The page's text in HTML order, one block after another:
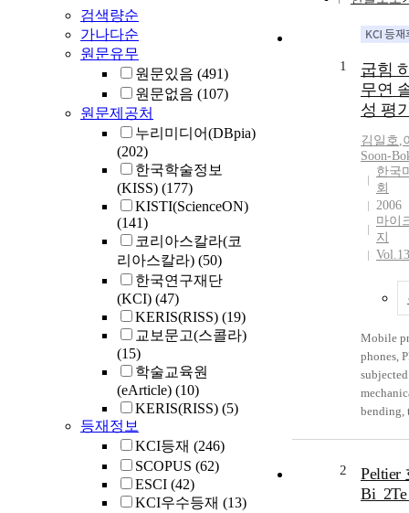
검색량순
가나다순
원문유무
원문있음 (491)
원문없음 (107)
원문제공처
누리미디어(DBpia)
(202)
한국학술정보
(KISS) (177)
KISTI(ScienceON)
(141)
코리아스칼라(코
리아스칼라) (50)
한국연구재단
(KCI) (47)
KERIS(RISS) (19)
교보문고(스콜라)
(15)
학술교육원
(eArticle) (10)
KERIS(RISS) (5)
등재정보
KCI등재 (246)
SCOPUS (62)
ESCI (42)
KCI우수등재 (13)
1
굽힘
무연
성 평
김일호,
Soon-
한국
회
2006
마이
지
Mobile
phones,
bending,
Special
suitable
2
Peltier